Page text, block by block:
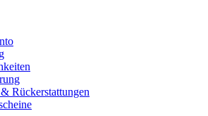
Rückerstattungen